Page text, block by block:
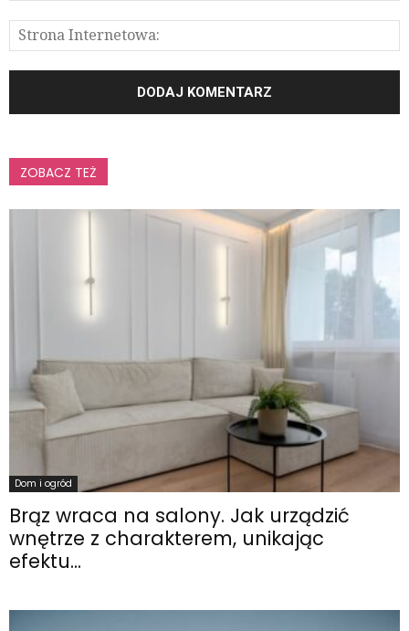
ZOBACZ TEŻ
Dom i ogród
Brąz wraca na salony. Jak urządzić
wnętrze z charakterem, unikając
efektu...